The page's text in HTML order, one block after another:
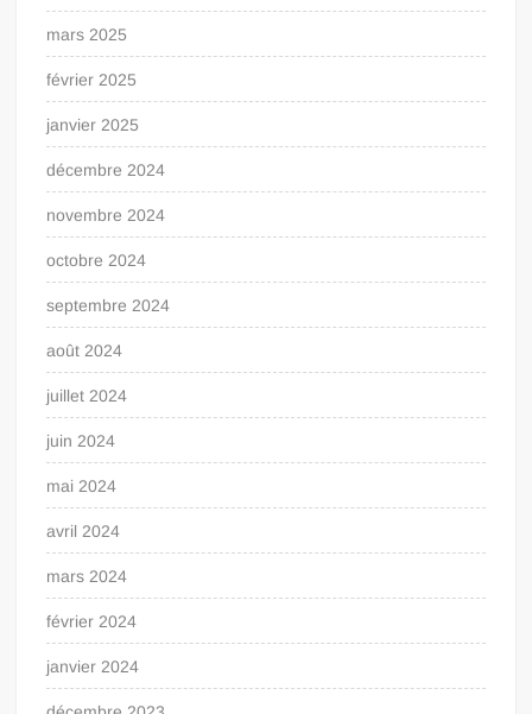
mars 2025
février 2025
janvier 2025
décembre 2024
novembre 2024
octobre 2024
septembre 2024
août 2024
juillet 2024
juin 2024
mai 2024
avril 2024
mars 2024
février 2024
janvier 2024